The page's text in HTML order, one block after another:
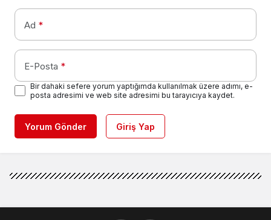
Ad *
E-Posta *
Bir dahaki sefere yorum yaptığımda kullanılmak üzere adımı, e-
posta adresimi ve web site adresimi bu tarayıcıya kaydet.
Yorum Gönder Giriş Yap